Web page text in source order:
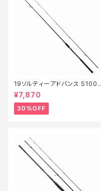
19ソルティーアドバンス S100L
【特価竿】【30】
¥7,870
30%OFF